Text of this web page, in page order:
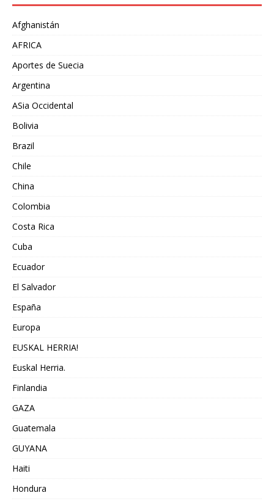
Afghanistán
AFRICA
Aportes de Suecia
Argentina
ASia Occidental
Bolivia
Brazil
Chile
China
Colombia
Costa Rica
Cuba
Ecuador
El Salvador
España
Europa
EUSKAL HERRIA!
Euskal Herria.
Finlandia
GAZA
Guatemala
GUYANA
Haiti
Hondura